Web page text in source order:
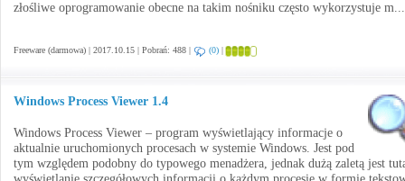
złośliwe oprogramowanie obecne na takim nośniku często wykorzystuje
Freeware (darmowa) | 2017.10.15 | Pobrań: 488 | (0) |
Windows Process Viewer 1.4
Windows Process Viewer – program wyświetlający informacje o
aktualnie uruchomionych procesach w systemie Windows. Jest pod
tym względem podobny do typowego menadżera, jednak dużą zaletą jest